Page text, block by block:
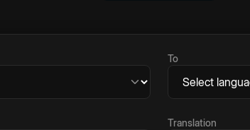
To
Translation